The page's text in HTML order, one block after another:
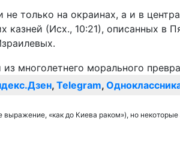
только на окраинах, а и в
казней (Исх., 10:21), описанных
, Telegram,
«как до Киева раком»), но